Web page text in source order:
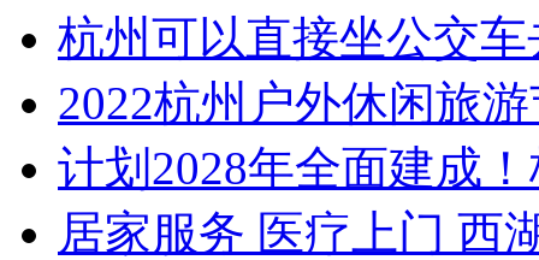
杭州可以直接坐公交
2022杭州户外休闲旅
计划2028年全面建成
居家服务 医疗上门 西